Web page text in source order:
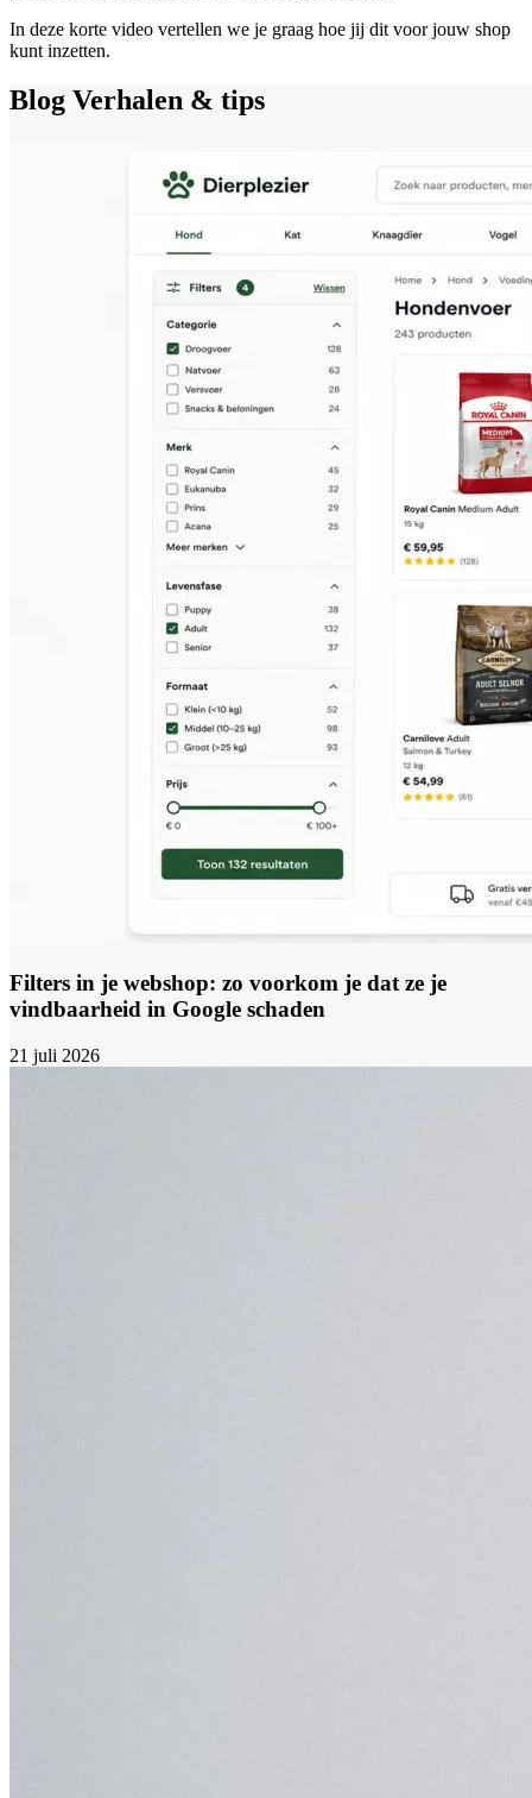
In deze korte video vertellen we je graag hoe jij dit voor jouw shop
kunt inzetten.
Blog Verhalen & tips
Filters in je webshop: zo voorkom je dat ze je
vindbaarheid in Google schaden
21 juli 2026